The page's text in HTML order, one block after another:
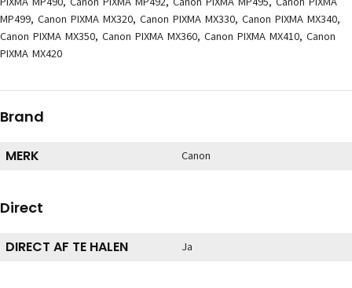
MP499, Canon PIXMA MX320, Canon PIXMA MX330, Canon PIXMA MX340,
Canon PIXMA MX350, Canon PIXMA MX360, Canon PIXMA MX410, Canon
PIXMA MX420
Brand
MERK Canon
Direct
DIRECT AF TE HALEN Ja